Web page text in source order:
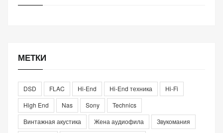
МЕТКИ
DSD FLAC Hi-End Hi-End техника
Hi-Fi
High End
Nas Sony
Technics
Винтажная акустика
Жена аудиофила
Звукомания